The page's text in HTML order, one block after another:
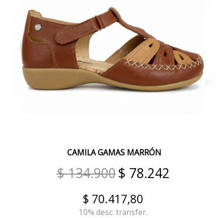
CREMA
VERDE
VISON REPTIL BITONO
CUOIO REPTIL BITONO
ANIMAL PRINT SUELA
CHAROL BORDÓ
METAL ROSE
GRIS REPTIL
CAMILA GAMAS MARRÓN
$ 134.900$ 78.242
$ 70.417,80
10% desc. transfer.